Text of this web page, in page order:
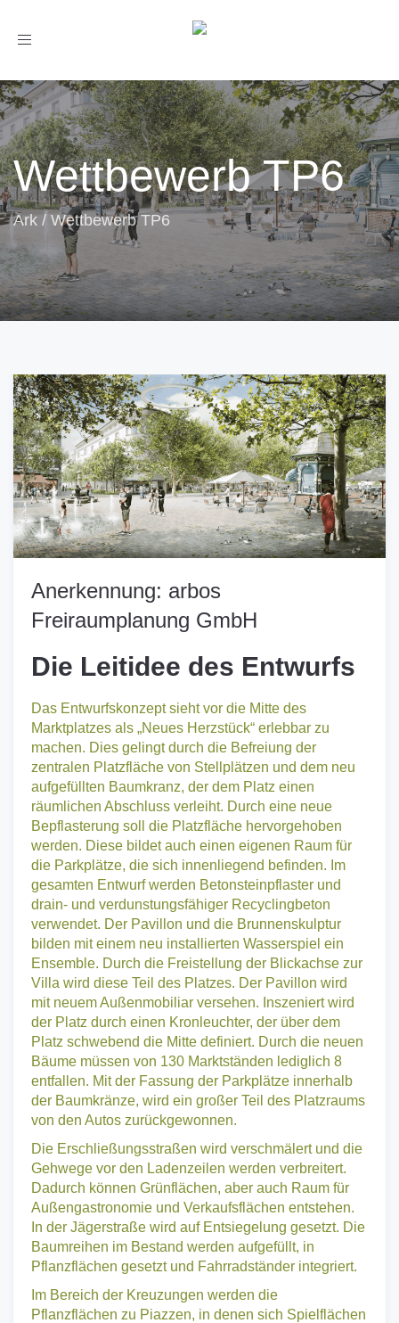
Toggle
Wettbewerb TP6
Ark / Wettbewerb TP6
Anerkennung: arbos
Freiraumplanung GmbH
Die Leitidee des Entwurfs
Das Entwurfskonzept sieht vor die Mitte des
Marktplatzes als „Neues Herzstück“ erlebbar zu
machen. Dies gelingt durch die Befreiung der
zentralen Platzfläche von Stellplätzen und dem neu
aufgefüllten Baumkranz, der dem Platz einen
räumlichen Abschluss verleiht. Durch eine neue
Bepflasterung soll die Platzfläche hervorgehoben
werden. Diese bildet auch einen eigenen Raum für
die Parkplätze, die sich innenliegend befinden. Im
gesamten Entwurf werden Betonsteinpflaster und
drain- und verdunstungsfähiger Recyclingbeton
verwendet. Der Pavillon und die Brunnenskulptur
bilden mit einem neu installierten Wasserspiel ein
Ensemble. Durch die Freistellung der Blickachse zur
Villa wird diese Teil des Platzes. Der Pavillon wird
mit neuem Außenmobiliar versehen. Inszeniert wird
der Platz durch einen Kronleuchter, der über dem
Platz schwebend die Mitte definiert. Durch die neuen
Bäume müssen von 130 Marktständen lediglich 8
entfallen. Mit der Fassung der Parkplätze innerhalb
der Baumkränze, wird ein großer Teil des Platzraums
von den Autos zurückgewonnen.
Die Erschließungsstraßen wird verschmälert und die
Gehwege vor den Ladenzeilen werden verbreitert.
Dadurch können Grünflächen, aber auch Raum für
Außengastronomie und Verkaufsflächen entstehen.
In der Jägerstraße wird auf Entsiegelung gesetzt. Die
Baumreihen im Bestand werden aufgefüllt, in
Pflanzflächen gesetzt und Fahrradständer integriert.
Im Bereich der Kreuzungen werden die
Pflanzflächen zu Piazzen, in denen sich Spielflächen